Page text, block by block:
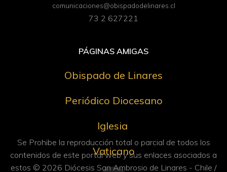
comunicaciones@obispadodelinares.cl
73 2 627221
PÁGINAS AMIGAS
Obispado de Linares
Periódico Diocesano
Iglesia
Vaticano
Se Prohibe la reproducción total o parcial de todos los
contenidos de este portal web y sus enlaces asociados a
estos © 2026 Diócesis San Ambrosio de Linares - Chile /